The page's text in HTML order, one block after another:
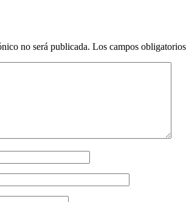
no será publicada. Los campos